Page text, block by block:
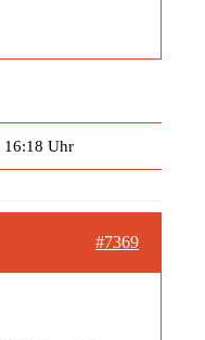
16:18 Uhr
#7369